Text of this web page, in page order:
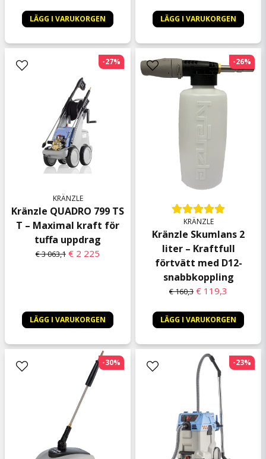
LÄGG I VARUKORGEN LÄGG I VARUKORGEN
KRÄNZLE
Kränzle QUADRO 799 TS
T – Maximal kraft för
tuffa uppdrag
€ 3 063,1 € 2 225
LÄGG I VARUKORGEN
-27%
KRÄNZLE
Kränzle Skumlans 2
liter – Kraftfull
förtvätt med D12-
snabbkoppling
€ 160,3 € 119,3
LÄGG I VARUKORGEN
-26%
-30% -23%